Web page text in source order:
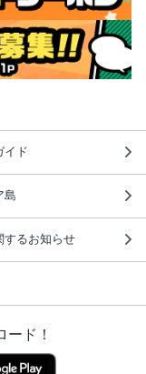
イド
島
するお知らせ
ド！